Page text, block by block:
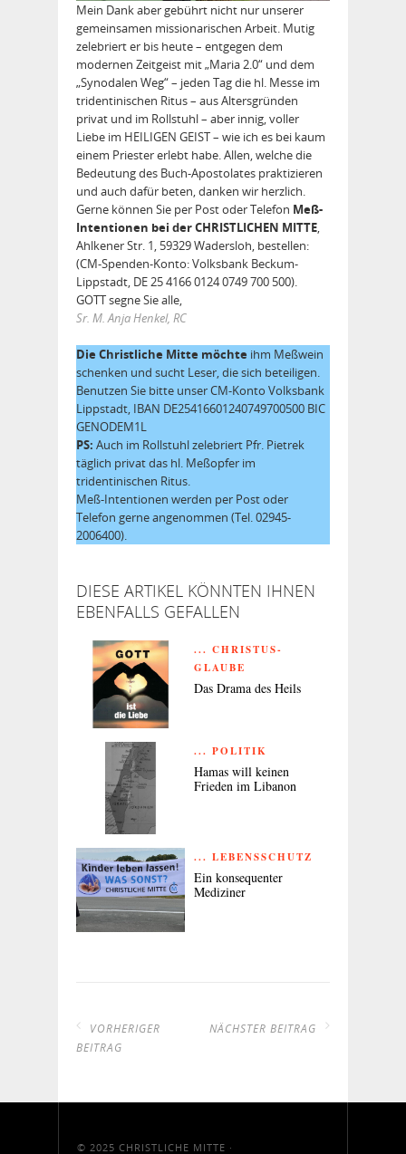
Mein Dank aber gebührt nicht nur unserer
gemeinsamen missionarischen Arbeit. Mutig
zelebriert er bis heute – entgegen dem
modernen Zeitgeist mit „Maria 2.0“ und dem
„Synodalen Weg“ – jeden Tag die hl. Messe im
tridentinischen Ritus – aus Altersgründen
privat und im Rollstuhl – aber innig, voller
Liebe im HEILIGEN GEIST – wie ich es bei kaum
einem Priester erlebt habe. Allen, welche die
Bedeutung des Buch-Apostolates praktizieren
und auch dafür beten, danken wir herzlich.
Gerne können Sie per Post oder Telefon Meß-
Intentionen bei der CHRISTLICHEN MITTE,
Ahlkener Str. 1, 59329 Wadersloh, bestellen:
(CM-Spenden-Konto: Volksbank Beckum-
Lippstadt, DE 25 4166 0124 0749 700 500).
GOTT segne Sie alle,
Sr. M. Anja Henkel, RC
Die Christliche Mitte möchte ihm Meßwein
schenken und sucht Leser, die sich beteiligen.
Benutzen Sie bitte unser CM-Konto Volksbank
Lippstadt, IBAN DE25416601240749700500 BIC
GENODEM1L
PS: Auch im Rollstuhl zelebriert Pfr. Pietrek
täglich privat das hl. Meßopfer im
tridentinischen Ritus.
Meß-Intentionen werden per Post oder
Telefon gerne angenommen (Tel. 02945-
2006400).
DIESE ARTIKEL KÖNNTEN IHNEN
EBENFALLS GEFALLEN
... CHRISTUS-
GLAUBE
Das Drama des Heils
... POLITIK
Hamas will keinen
Frieden im Libanon
... LEBENSSCHUTZ
Ein konsequenter
Mediziner
VORHERIGER
BEITRAG
NÄCHSTER BEITRAG
© 2025 CHRISTLICHE MITTE ·